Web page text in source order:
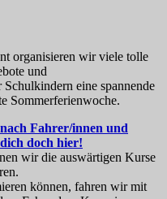
organisieren wir viele tolle
und
eine spannende
Sommerferienwoche.
Fahrer/innen und
doch hier!
wir die auswärtigen Kurse
können, fahren wir mit